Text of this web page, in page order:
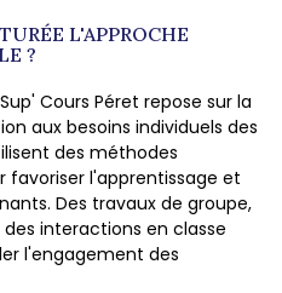
L'APPROCHE
?
Cours Péret repose sur la
aux besoins individuels des
des méthodes
favoriser l'apprentissage et
Des travaux de groupe,
interactions en classe
l'engagement des